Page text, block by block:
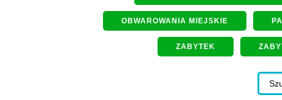
OBWAROWANIA MIEJSKIE
ZABYTEK